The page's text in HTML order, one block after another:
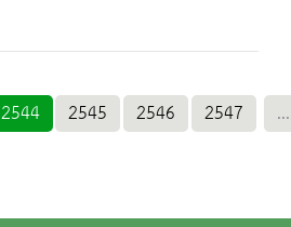
2544 2545 2546 2547 ...